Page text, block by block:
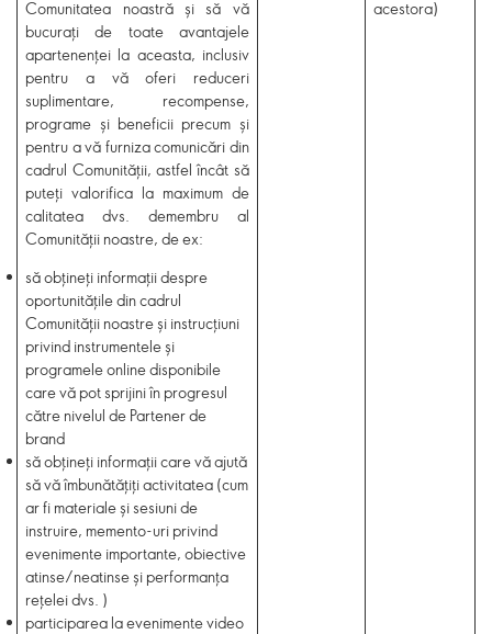
Comunitatea noastră și să vă
bucurați de toate avantajele
apartenenței la aceasta, inclusiv
pentru a vă oferi reduceri
suplimentare, recompense,
programe și beneficii precum și
pentru a vă furniza comunicări din
cadrul Comunității, astfel încât să
puteți valorifica la maximum de
calitatea dvs. demembru al
Comunității noastre, de ex:
să obțineți informații despre
oportunitățile din cadrul
Comunității noastre și instrucțiuni
privind instrumentele și
programele online disponibile
care vă pot sprijini în progresul
către nivelul de Partener de
brand
să obțineți informații care vă ajută
să vă îmbunătățiți activitatea (cum
ar fi materiale și sesiuni de
instruire, memento-uri privind
evenimente importante, obiective
atinse/neatinse și performanța
rețelei dvs. )
participarea la evenimente video
acestora)